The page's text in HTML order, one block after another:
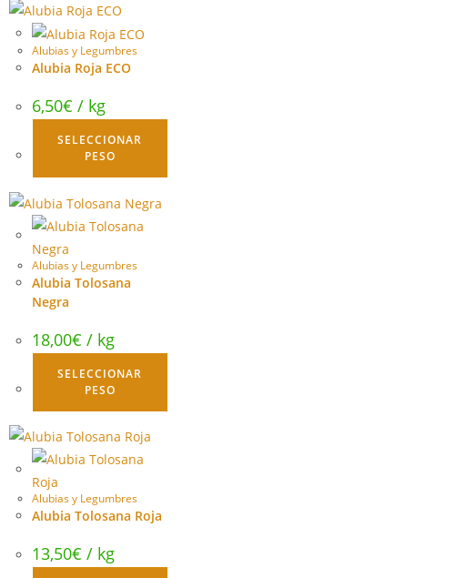
Alubias y Legumbres
Alubia Roja ECO
6,50€ / kg
SELECCIONAR
PESO
Alubias y Legumbres
Alubia Tolosana
Negra
18,00€ / kg
SELECCIONAR
PESO
Alubias y Legumbres
Alubia Tolosana Roja
13,50€ / kg